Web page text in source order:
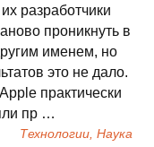
разработчики
проникнуть в
именем, но
это не дало.
практически
пр …
Технологии, Наука